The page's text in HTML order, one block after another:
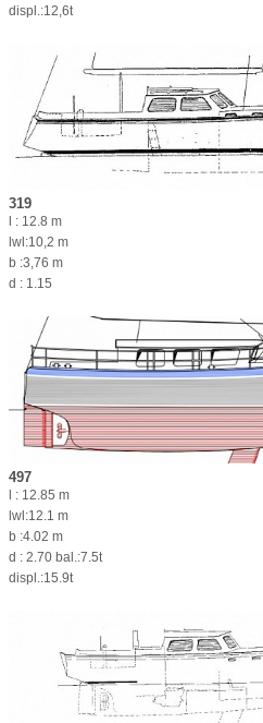
displ.:12,6t
319
l : 12.8 m
lwl:10,2 m
b :3,76 m
d : 1.15
497
l : 12.85 m
lwl:12.1 m
b :4.02 m
d : 2.70 bal.:7.5t
displ.:15.9t